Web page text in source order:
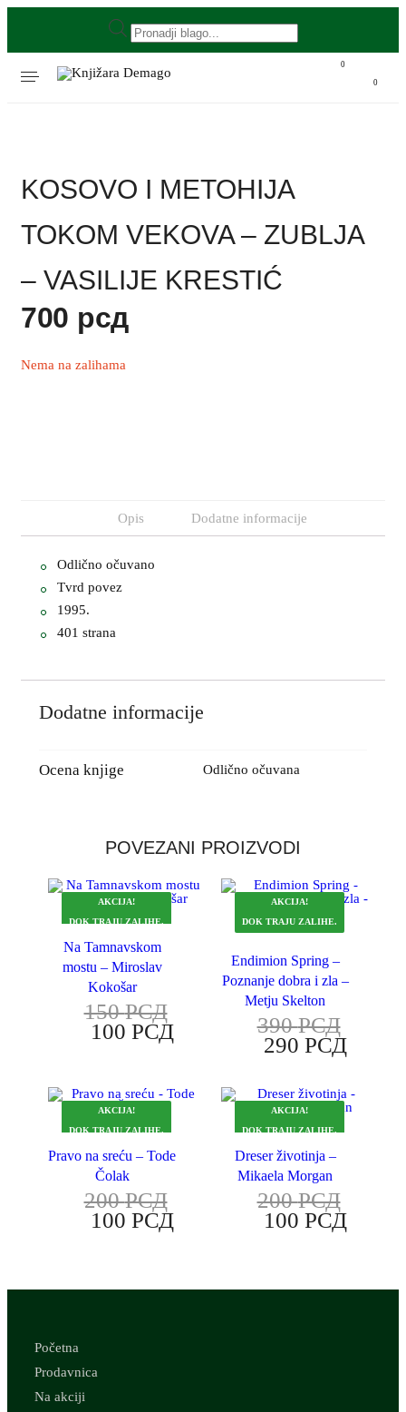
0
0
KOSOVO I METOHIJA
TOKOM VEKOVA – ZUBLJA
– VASILIJE KRESTIĆ
700 рсд
Nema na zalihama
Opis Dodatne informacije
Odlično očuvano
Tvrd povez
1995.
401 strana
Dodatne informacije
Ocena knjige Odlično očuvana
POVEZANI PROIZVODI
AKCIJA!
DOK TRAJU ZALIHE.
Na Tamnavskom
mostu – Miroslav
Kokošar
150РСД
100РСД
AKCIJA!
DOK TRAJU ZALIHE.
Endimion Spring –
Poznanje dobra i zla –
Metju Skelton
390РСД
290РСД
AKCIJA!
DOK TRAJU ZALIHE.
Pravo na sreću – Tode
Čolak
200РСД
100РСД
AKCIJA!
DOK TRAJU ZALIHE.
Dreser životinja –
Mikaela Morgan
200РСД
100РСД
Početna
Prodavnica
Na akciji